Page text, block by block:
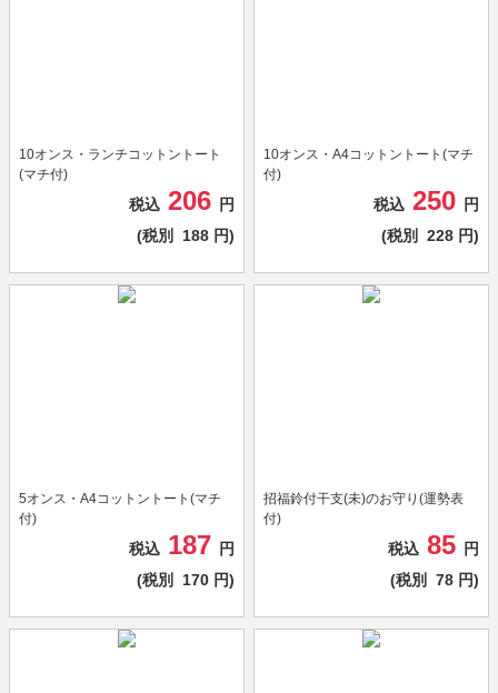
10オンス・ランチコットントート
(マチ付)
税込206
円
(税別
188 円)
10オンス・A4コットントート(マチ
付)
税込250
円
(税別
228 円)
5オンス・A4コットントート(マチ
付)
税込187
円
(税別
170 円)
招福鈴付干支(未)のお守り(運勢表
付)
税込85
円
(税別
78 円)